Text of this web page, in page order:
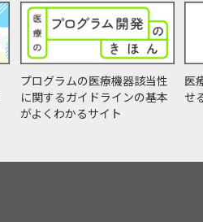
プログラムの医療機器該当性
に関するガイドラインの基本
がよくわかるサイト
医
せ